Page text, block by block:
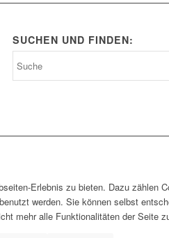
SUCHEN UND FINDEN:
Erlebnis zu bieten. Dazu zählen
werden. Sie können selbst
mehr alle Funktionalitäten der Seite